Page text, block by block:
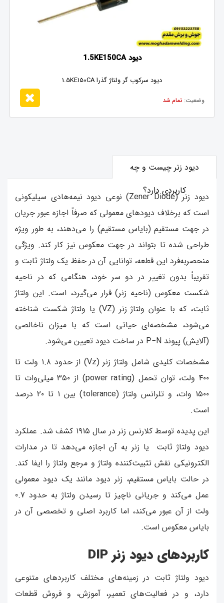
دیود 1.5KE150CA
دیود سرکوب گر ولتاژ گذرا 1.5KE150CA
وضعیت: تمام شد
دیود زنر چیست و چه
کاربردی دارد؟
دیود زنر (Zener Diode) نوعی دیود نیمه‌هادی سیلیکونی
است که برخلاف دیودهای معمولی که صرفاً اجازه عبور جریان
در جهت مستقیم (بایاس مستقیم) را می‌دهند، به طور ویژه
طراحی شده تا بتواند در جهت معکوس نیز کار کند. ویژگی
منحصربه‌فرد این قطعه، توانایی آن در حفظ یک ولتاژ ثابت و
تقریباً بدون تغییر در دو سر خود، هنگامی که در ناحیه
شکست معکوس (ناحیه زنر) قرار می‌گیرد، است. این ولتاژ
ثابت، که با عنوان ولتاژ زنر (VZ) یا ولتاژ شکست شناخته
می‌شود، مشخصه‌ای حیاتی است که با میزان ناخالصی
(آلایش) پیوند P−N در ساخت دیود تعیین می‌شود.
مشخصات کلیدی شامل ولتاژ زنر (Vz) از حدود ۱.۸ ولت تا
۴۰۰ ولت، توان تحمل (power rating) از ۳۵۰ میلی‌وات تا
۱۵۰۰ وات، و تلرانس ولتاژ (tolerance) بین ۱ تا ۲۰ درصد
است.
این پدیده توسط کلارنس زنر در سال ۱۹۱۵ کشف شد. عملکرد
دیود ولتاژ ثابت یا زنر به آن اجازه می‌دهد تا در مدارات
الکترونیکی نقش تثبیت‌کننده ولتاژ و مرجع ولتاژ را ایفا کند.
در حالت بایاس مستقیم، زنر دیود مانند یک دیود معمولی
عمل می‌کند و جریانی ناچیز تا رسیدن ولتاژ به حدود 0.7
ولت از آن عبور می‌کند، اما کاربرد اصلی و تخصصی آن در
بایاس معکوس است.
کاربردهای دیود زنر DIP
دیود ولتاژ ثابت در زمینه‌های مختلف کاربردهای متنوعی
دارد، و در فعالیت‌های تعمیر، آموزش، و فروش قطعات